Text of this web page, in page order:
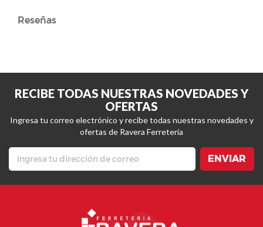
Reseñas
RECIBE TODAS NUESTRAS NOVEDADES Y
OFERTAS
Ingresa tu correo electrónico y recibe todas nuestras novedades y
ofertas de Ravera Ferretería
ENVIAR